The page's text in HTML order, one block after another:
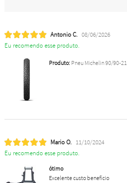
Antonio C. 08/06/2026
Eu recomendo esse produto.
Produto:Pneu Michelin 90/90-21
Mario O. 11/10/2024
Eu recomendo esse produto.
ótimo
Excelente custo benefício